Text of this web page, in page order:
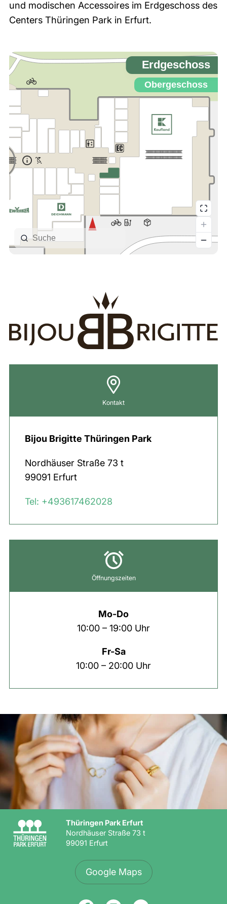
und modischen Accessoires im Erdgeschoss des
Centers Thüringen Park in Erfurt.
Kontakt
Bijou Brigitte Thüringen Park
Nordhäuser Straße 73 t
99091 Erfurt
Tel: +493617462028
Öffnungszeiten
Mo-Do
10:00 – 19:00 Uhr
Fr-Sa
10:00 – 20:00 Uhr
Thüringen Park Erfurt
Nordhäuser Straße 73 t
99091 Erfurt
Google Maps